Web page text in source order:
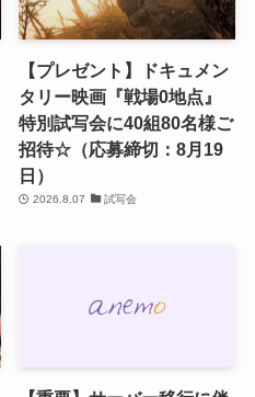
【プレゼント】ドキュメン
タリー映画『戦場0地点』
特別試写会に40組80名様ご
招待☆（応募締切：8月19
日）
2026.8.07 試写会